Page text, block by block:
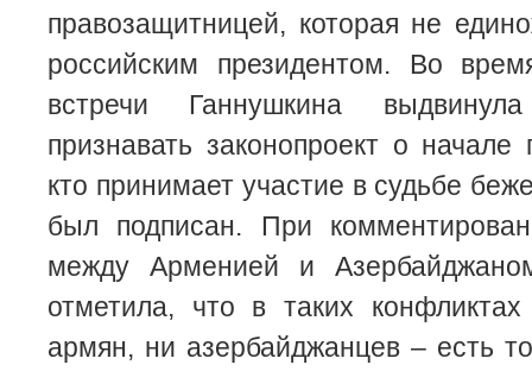
правозащитницей, которая не
российским президентом. Во
встречи Ганнушкина
признавать законопроект о начале
кто принимает участие в судьбе
был подписан. При
между Арменией и
отметила, что в таких
армян, ни азербайджанцев – есть